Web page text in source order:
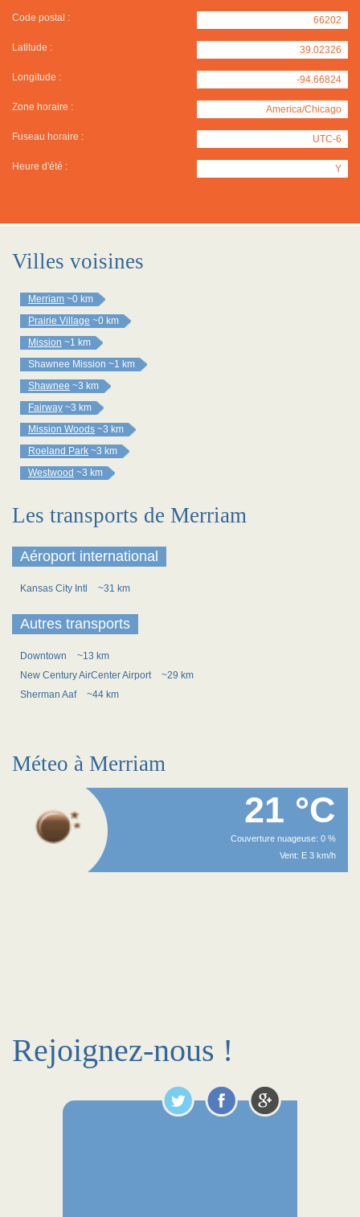
Code postal : 66202
Latitude : 39.02326
Longitude : -94.66824
Zone horaire : America/Chicago
Fuseau horaire : UTC-6
Heure d'été : Y
Villes voisines
Merriam ~0 km
Prairie Village ~0 km
Mission ~1 km
Shawnee Mission ~1 km
Shawnee ~3 km
Fairway ~3 km
Mission Woods ~3 km
Roeland Park ~3 km
Westwood ~3 km
Les transports de Merriam
Aéroport international
Kansas City Intl ~31 km
Autres transports
Downtown
~13 km
New Century AirCenter Airport
~29 km
Sherman Aaf
~44 km
Méteo à Merriam
21 °C
Couverture nuageuse: 0 %
Vent: E 3 km/h
Rejoignez-nous !